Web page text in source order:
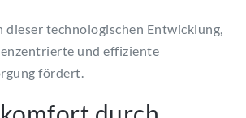
technologischen Entwicklung,
und effiziente
fördert.